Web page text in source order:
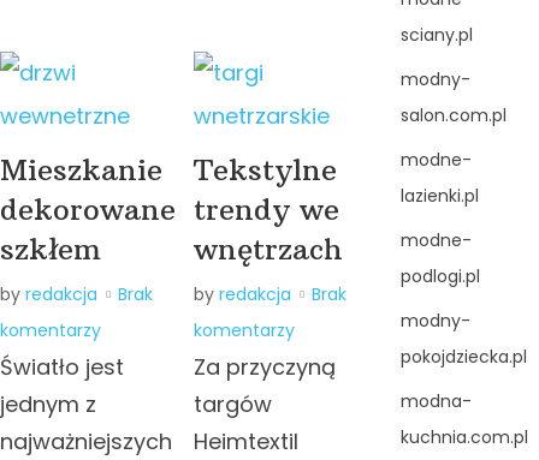
Mieszkanie
dekorowane
szkłem
by redakcja
Brak
komentarzy
Światło jest
jednym z
najważniejszych
Tekstylne
trendy we
wnętrzach
by redakcja
Brak
komentarzy
Za przyczyną
targów
Heimtextil
sciany.pl
modny-
salon.com.pl
modne-
lazienki.pl
modne-
podlogi.pl
modny-
pokojdziecka.pl
modna-
kuchnia.com.pl